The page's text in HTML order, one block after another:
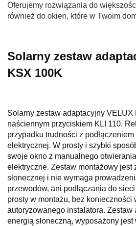
Oferujemy rozwiązania do
również do okien, które w Twoim
Solarny zestaw
KSX 100K
Solarny zestaw adaptacyjny VELUX
naściennym przyciskiem KLI 110.
przypadku trudności z
elektrycznej. W prosty i szybki
swoje okno z manualnego
elektryczne. Zestaw montażowy jest
słonecznej i nie wymaga
przewodów, ani podłączania do
prosty w montażu, bez konieczności
autoryzowanego instalatora. Zestaw
energią słoneczną, wyposażony